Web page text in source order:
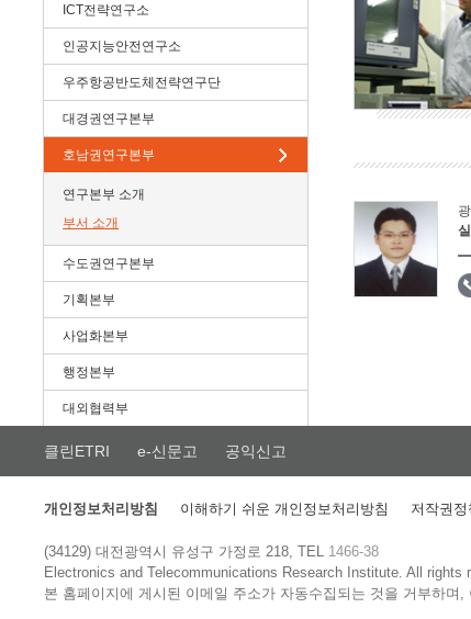
ICT전략연구소
인공지능안전연구소
우주항공반도체전략연구단
대경권연구본부
호남권연구본부
연구본부 소개
부서 소개
수도권연구본부
기획본부
사업화본부
행정본부
대외협력부
클린ETRI e-신문고 공익신고
개인정보처리방침 이해하기 쉬운 개인정보처리방침 저작권정
(34129) 대전광역시 유성구 가정로 218, TEL 1466-38
Electronics and Telecommunications Research Institute.All rights
본 홈페이지에 게시된 이메일 주소가 자동수집되는 것을 거부하